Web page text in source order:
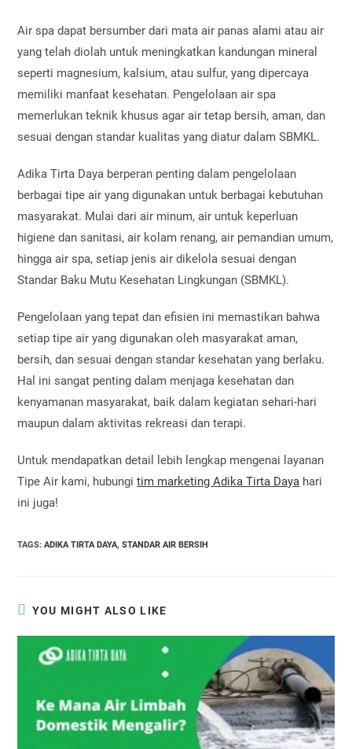
Air spa dapat bersumber dari mata air panas alami atau air
yang telah diolah untuk meningkatkan kandungan mineral
seperti magnesium, kalsium, atau sulfur, yang dipercaya
memiliki manfaat kesehatan. Pengelolaan air spa
memerlukan teknik khusus agar air tetap bersih, aman, dan
sesuai dengan standar kualitas yang diatur dalam SBMKL.
Adika Tirta Daya berperan penting dalam pengelolaan
berbagai tipe air yang digunakan untuk berbagai kebutuhan
masyarakat. Mulai dari air minum, air untuk keperluan
higiene dan sanitasi, air kolam renang, air pemandian umum,
hingga air spa, setiap jenis air dikelola sesuai dengan
Standar Baku Mutu Kesehatan Lingkungan (SBMKL).
Pengelolaan yang tepat dan efisien ini memastikan bahwa
setiap tipe air yang digunakan oleh masyarakat aman,
bersih, dan sesuai dengan standar kesehatan yang berlaku.
Hal ini sangat penting dalam menjaga kesehatan dan
kenyamanan masyarakat, baik dalam kegiatan sehari-hari
maupun dalam aktivitas rekreasi dan terapi.
Untuk mendapatkan detail lebih lengkap mengenai layanan
Tipe Air kami, hubungitim marketing Adika Tirta Daya hari
ini juga!
TAGS:ADIKA TIRTA DAYA, STANDAR AIR BERSIH
YOU MIGHT ALSO LIKE